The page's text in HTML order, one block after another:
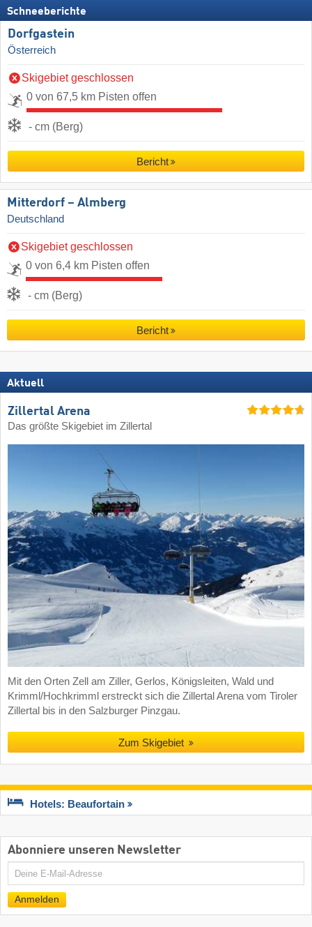
Schneeberichte
Dorfgastein
Österreich
Skigebiet geschlossen
0 von 67,5 km Pisten offen
- cm (Berg)
Bericht
Mitterdorf – Almberg
Deutschland
Skigebiet geschlossen
0 von 6,4 km Pisten offen
- cm (Berg)
Bericht
Aktuell
Zillertal Arena
Das größte Skigebiet im Zillertal
Mit den Orten Zell am Ziller, Gerlos, Königsleiten, Wald und
Krimml/Hochkrimml erstreckt sich die Zillertal Arena vom Tiroler
Zillertal bis in den Salzburger Pinzgau.
Zum Skigebiet
Hotels: Beaufortain
Abonniere unseren Newsletter
E-
Mail
Anmelden